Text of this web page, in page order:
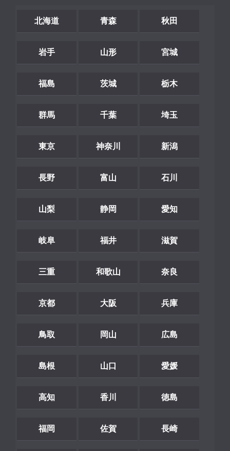
北海道 青森 秋田
岩手 山形 宮城
福島 茨城 栃木
群馬 千葉 埼玉
東京 神奈川 新潟
長野 富山 石川
山梨 静岡 愛知
岐阜 福井 滋賀
三重 和歌山 奈良
京都 大阪 兵庫
鳥取 岡山 広島
島根 山口 愛媛
高知 香川 徳島
福岡 佐賀 長崎